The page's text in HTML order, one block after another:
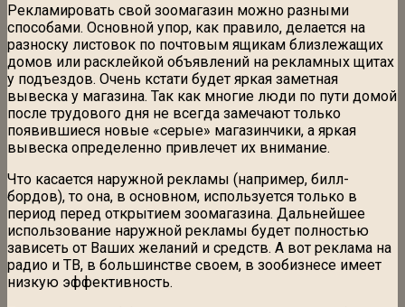
Рекламировать свой зоомагазин можно разными
способами. Основной упор, как правило, делается на
разноску листовок по почтовым ящикам близлежащих
домов или расклейкой объявлений на рекламных щитах
у подъездов. Очень кстати будет яркая заметная
вывеска у магазина. Так как многие люди по пути домой
после трудового дня не всегда замечают только
появившиеся новые «серые» магазинчики, а яркая
вывеска определенно привлечет их внимание.
Что касается наружной рекламы (например, билл-
бордов), то она, в основном, используется только в
период перед открытием зоомагазина. Дальнейшее
использование наружной рекламы будет полностью
зависеть от Ваших желаний и средств. А вот реклама на
радио и ТВ, в большинстве своем, в зообизнесе имеет
низкую эффективность.